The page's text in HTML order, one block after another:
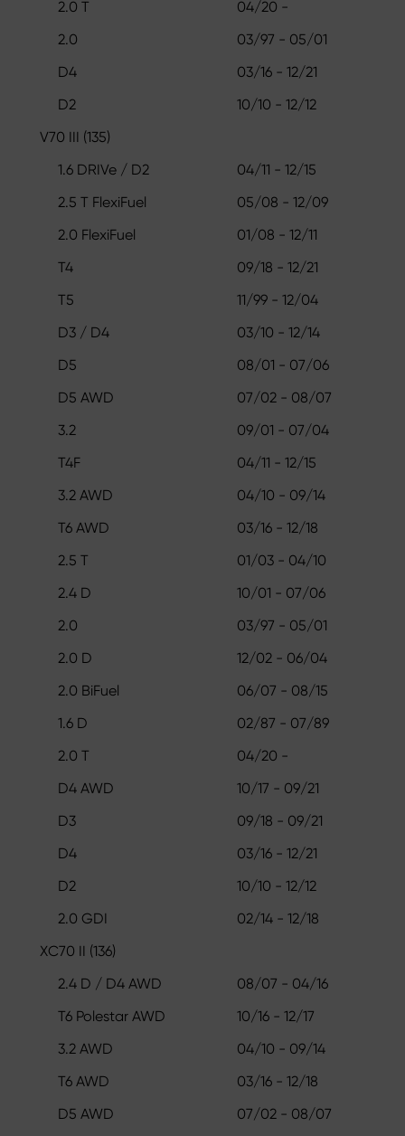
2.0 T
04/20 -
2.0
03/97 - 05/01
D4
03/16 - 12/21
D2
10/10 - 12/12
V70 III (135)
1.6 DRIVe / D2
04/11 - 12/15
2.5 T FlexiFuel
05/08 - 12/09
2.0 FlexiFuel
01/08 - 12/11
T4
09/18 - 12/21
T5
11/99 - 12/04
D3 / D4
03/10 - 12/14
D5
08/01 - 07/06
D5 AWD
07/02 - 08/07
3.2
09/01 - 07/04
T4F
04/11 - 12/15
3.2 AWD
04/10 - 09/14
T6 AWD
03/16 - 12/18
2.5 T
01/03 - 04/10
2.4 D
10/01 - 07/06
2.0
03/97 - 05/01
2.0 D
12/02 - 06/04
2.0 BiFuel
06/07 - 08/15
1.6 D
02/87 - 07/89
2.0 T
04/20 -
D4 AWD
10/17 - 09/21
D3
09/18 - 09/21
D4
03/16 - 12/21
D2
10/10 - 12/12
2.0 GDI
02/14 - 12/18
XC70 II (136)
2.4 D / D4 AWD
08/07 - 04/16
T6 Polestar AWD
10/16 - 12/17
3.2 AWD
04/10 - 09/14
T6 AWD
03/16 - 12/18
D5 AWD
07/02 - 08/07